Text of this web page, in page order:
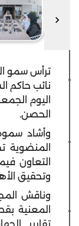
ترأس سمو
نائب حاكم
اليوم
الحصن.
وأشاد
المنضوية
التعاون
وتحقيق
وناقش
المعنية